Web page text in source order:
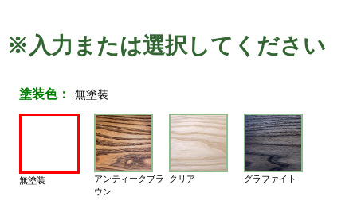
※入力または選択してください
塗装色： 無塗装
無塗装
アンティークブラ
ウン
クリア グラファイト